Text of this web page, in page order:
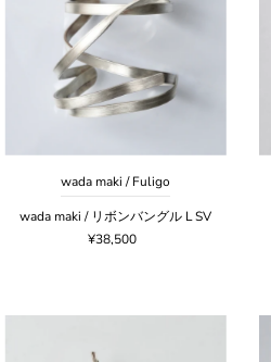
wada maki / Fuligo
wada maki / リボンバングル L SV
¥38,500